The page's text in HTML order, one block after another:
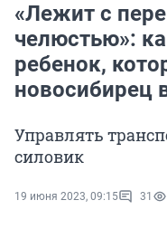
«Лежит с
челюстью»:
ребенок,
новосибирец
Управлять
силовик
19 июня 2023, 09:15 31